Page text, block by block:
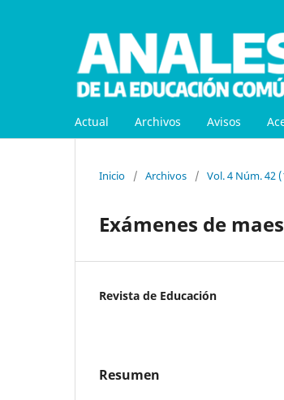
Actual Archivos Avisos
Inicio / Archivos / Vol. 4 Núm. 42
Exámenes de
Revista de Educación
Resumen